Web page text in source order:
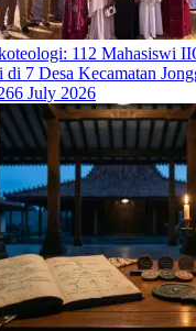
112 Mahasiswi
di 7 Desa Kecamatan
6 July 2026